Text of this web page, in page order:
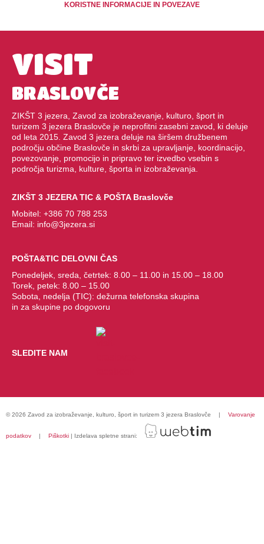
KORISTNE INFORMACIJE IN POVEZAVE
VISIT
BRASLOVČE
ZIKŠT 3 jezera, Zavod za izobraževanje, kulturo, šport in
turizem 3 jezera Braslovče je neprofitni zasebni zavod, ki deluje
od leta 2015. Zavod 3 jezera deluje na širšem družbenem
področju občine Braslovče in skrbi za upravljanje, koordinacijo,
povezovanje, promocijo in pripravo ter izvedbo vsebin s
področja turizma, kulture, športa in izobraževanja.
ZIKŠT 3 JEZERA TIC & POŠTA Braslovče
Mobitel: +386 70 788 253
Email: info@3jezera.si
POŠTA&TIC DELOVNI ČAS
Ponedeljek, sreda, četrtek: 8.00 – 11.00 in 15.00 – 18.00
Torek, petek: 8.00 – 15.00
Sobota, nedelja (TIC): dežurna telefonska skupina
in za skupine po dogovoru
SLEDITE NAM
© 2026 Zavod za izobraževanje, kulturo, šport in turizem 3 jezera Braslovče Varovanje
podatkov Piškotki Izdelava spletne strani: